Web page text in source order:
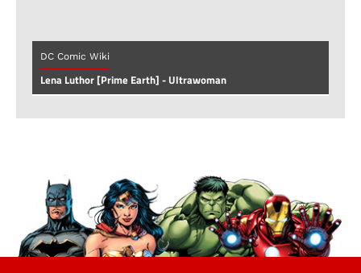
DC Comic Wiki
Lena Luthor [Prime Earth] - Ultrawoman